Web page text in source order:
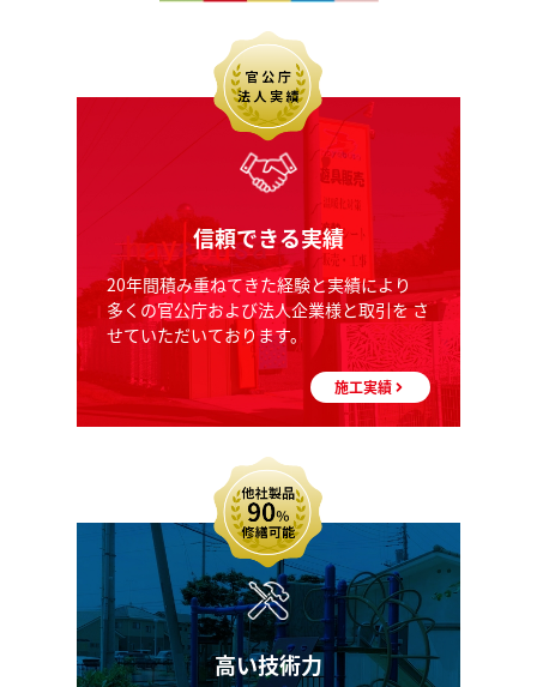
信頼できる実績
20年間積み重ねてきた経験と実績により
多くの官公庁および法人企業様と取引を さ
せていただいております。
施工実績
高い技術力